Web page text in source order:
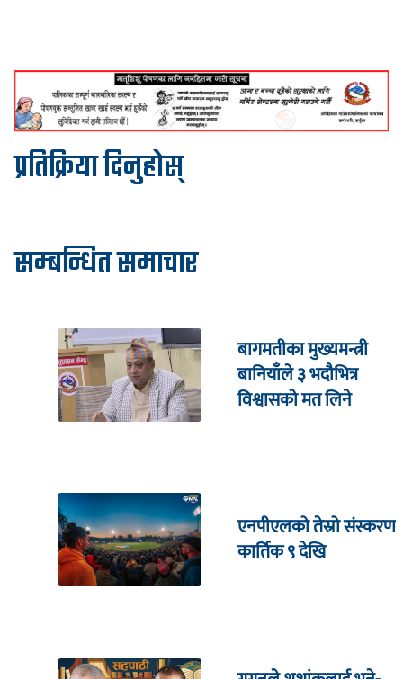
प्रतिक्रिया दिनुहोस्
सम्बन्धित समाचार
बागमतीका मुख्यमन्त्री
बानियाँले ३ भदौभित्र
विश्वासको मत लिने
एनपीएलको तेस्रो संस्करण
कार्तिक ९ देखि